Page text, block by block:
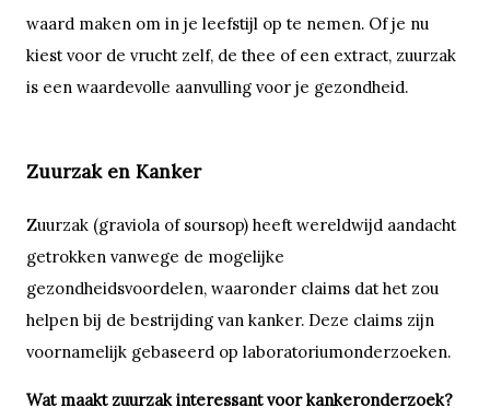
waard maken om in je leefstijl op te nemen. Of je nu
kiest voor de vrucht zelf, de thee of een extract, zuurzak
is een waardevolle aanvulling voor je gezondheid.
Zuurzak en Kanker
Zuurzak (graviola of soursop) heeft wereldwijd aandacht
getrokken vanwege de mogelijke
gezondheidsvoordelen, waaronder claims dat het zou
helpen bij de bestrijding van kanker. Deze claims zijn
voornamelijk gebaseerd op laboratoriumonderzoeken.
Wat maakt zuurzak interessant voor kankeronderzoek?